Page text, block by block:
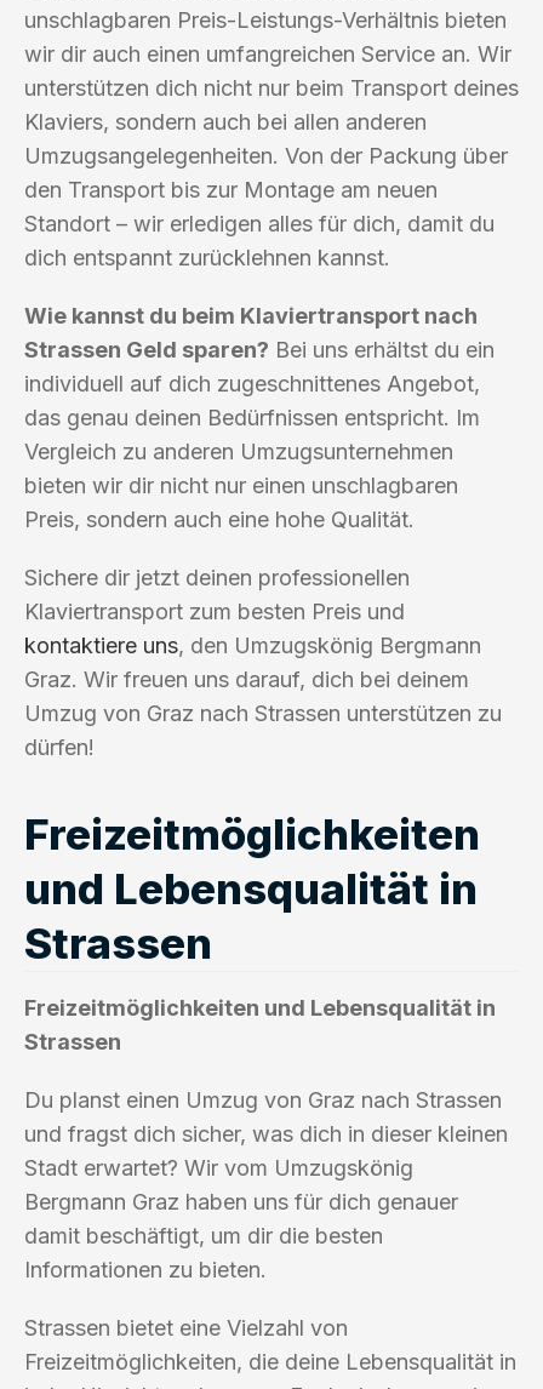
unschlagbaren Preis-Leistungs-Verhältnis bieten
wir dir auch einen umfangreichen Service an. Wir
unterstützen dich nicht nur beim Transport deines
Klaviers, sondern auch bei allen anderen
Umzugsangelegenheiten. Von der Packung über
den Transport bis zur Montage am neuen
Standort – wir erledigen alles für dich, damit du
dich entspannt zurücklehnen kannst.
Wie kannst du beim Klaviertransport nach
Strassen Geld sparen? Bei uns erhältst du ein
individuell auf dich zugeschnittenes Angebot,
das genau deinen Bedürfnissen entspricht. Im
Vergleich zu anderen Umzugsunternehmen
bieten wir dir nicht nur einen unschlagbaren
Preis, sondern auch eine hohe Qualität.
Sichere dir jetzt deinen professionellen
Klaviertransport zum besten Preis und
kontaktiere uns, den Umzugskönig Bergmann
Graz. Wir freuen uns darauf, dich bei deinem
Umzug von Graz nach Strassen unterstützen zu
dürfen!
Freizeitmöglichkeiten
und Lebensqualität in
Strassen
Freizeitmöglichkeiten und Lebensqualität in
Strassen
Du planst einen Umzug von Graz nach Strassen
und fragst dich sicher, was dich in dieser kleinen
Stadt erwartet? Wir vom Umzugskönig
Bergmann Graz haben uns für dich genauer
damit beschäftigt, um dir die besten
Informationen zu bieten.
Strassen bietet eine Vielzahl von
Freizeitmöglichkeiten, die deine Lebensqualität in